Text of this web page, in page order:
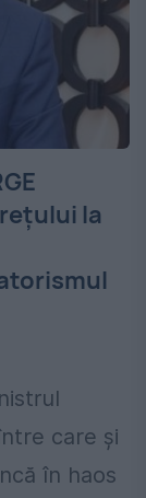
la
care și
în haos